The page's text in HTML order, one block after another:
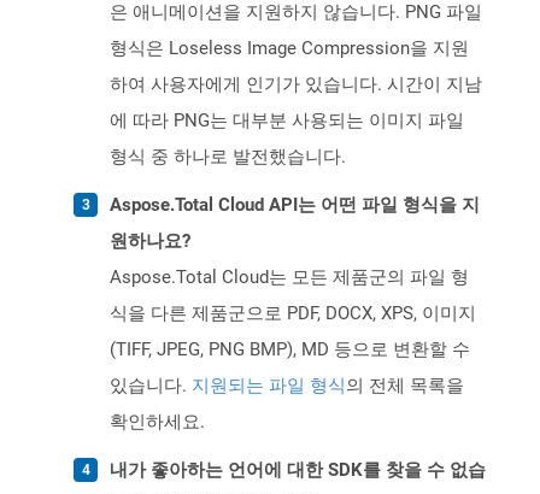
은 애니메이션을 지원하지 않습니다. PNG 파일
형식은 Loseless Image Compression을 지원
하여 사용자에게 인기가 있습니다. 시간이 지남
에 따라 PNG는 대부분 사용되는 이미지 파일
형식 중 하나로 발전했습니다.
Aspose.Total Cloud API는 어떤 파일 형식을 지
원하나요?
Aspose.Total Cloud는 모든 제품군의 파일 형
식을 다른 제품군으로 PDF, DOCX, XPS, 이미지
(TIFF, JPEG, PNG BMP), MD 등으로 변환할 수
있습니다. 지원되는 파일 형식의 전체 목록을
확인하세요.
내가 좋아하는 언어에 대한 SDK를 찾을 수 없습